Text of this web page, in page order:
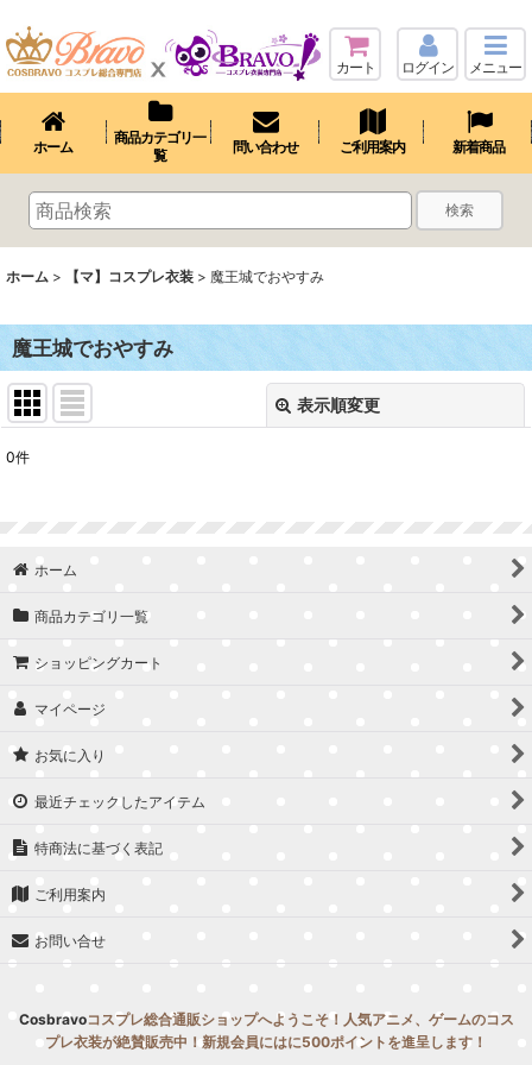
カート ログイン メニュー
ホーム
商品カテゴリ一
覧
問い合わせ ご利用案内 新着商品
検索
ホーム > 【マ】コスプレ衣装 > 魔王城でおやすみ
魔王城でおやすみ
表示順変更
0件
ホーム
商品カテゴリ一覧
ショッピングカート
マイページ
お気に入り
最近チェックしたアイテム
特商法に基づく表記
ご利用案内
お問い合せ
Cosbravoコスプレ総合通販ショップへようこそ！人気アニメ、ゲームのコス
プレ衣装が絶賛販売中！新規会員にはに500ポイントを進呈します！